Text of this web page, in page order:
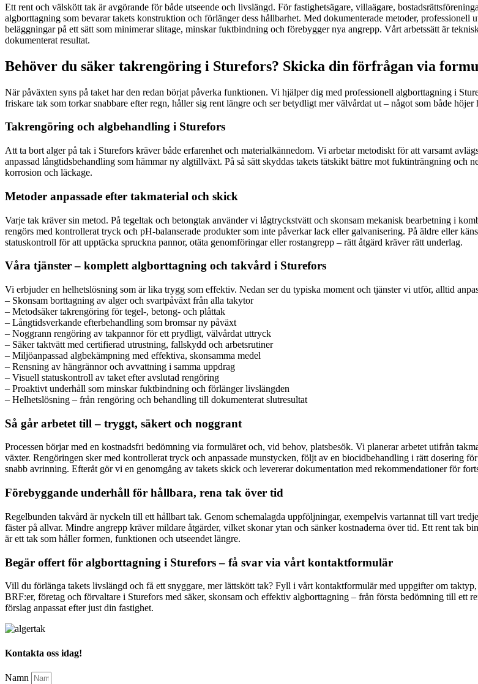
Ett rent och välskött tak är avgörande för både utseende och livslängd. För fastighetsägare, villaägare,
algborttagning som bevarar takets konstruktion och förlänger dess hållbarhet. Med dokumenterade metoder,
beläggningar på ett sätt som minimerar slitage, minskar fuktbindning och förebygger nya angrepp. Vårt arbetssätt är
dokumenterat resultat.
Behöver du säker takrengöring i Sturefors? Skicka din förfrågan via
När påväxten syns på taket har den redan börjat påverka funktionen. Vi hjälper dig med professionell algborttagning i
friskare tak som torkar snabbare efter regn, håller sig rent längre och ser betydligt mer välvårdat ut – något som både
Takrengöring och algbehandling i Sturefors
Att ta bort alger på tak i Sturefors kräver både erfarenhet och materialkännedom. Vi arbetar metodiskt för att varsamt
anpassad långtidsbehandling som hämmar ny algtillväxt. På så sätt skyddas takets tätskikt bättre mot fuktinträngning
korrosion och läckage.
Metoder anpassade efter takmaterial och skick
Varje tak kräver sin metod. På tegeltak och betongtak använder vi lågtryckstvätt och skonsam mekanisk bearbetning i
rengörs med kontrollerat tryck och pH-balanserade produkter som inte påverkar lack eller galvanisering. På äldre eller
statuskontroll för att upptäcka spruckna pannor, otäta genomföringar eller rostangrepp – rätt åtgärd kräver rätt underlag.
Våra tjänster – komplett algborttagning och takvård i Sturefors
Vi erbjuder en helhetslösning som är lika trygg som effektiv. Nedan ser du typiska moment och tjänster vi utför, alltid
– Skonsam borttagning av alger och svartpåväxt från alla takytor
– Metodsäker takrengöring för tegel-, betong- och plåttak
– Långtidsverkande efterbehandling som bromsar ny påväxt
– Noggrann rengöring av takpannor för ett prydligt, välvårdat uttryck
– Säker taktvätt med certifierad utrustning, fallskydd och arbetsrutiner
– Miljöanpassad algbekämpning med effektiva, skonsamma medel
– Rensning av hängrännor och avvattning i samma uppdrag
– Visuell statuskontroll av taket efter avslutad rengöring
– Proaktivt underhåll som minskar fuktbindning och förlänger livslängden
– Helhetslösning – från rengöring och behandling till dokumenterat slutresultat
Så går arbetet till – tryggt, säkert och noggrant
Processen börjar med en kostnadsfri bedömning via formuläret och, vid behov, platsbesök. Vi planerar arbetet utifrån
växter. Rengöringen sker med kontrollerat tryck och anpassade munstycken, följt av en biocidbehandling i rätt dosering
snabb avrinning. Efteråt gör vi en genomgång av takets skick och levererar dokumentation med rekommendationer för
Förebyggande underhåll för hållbara, rena tak över tid
Regelbunden takvård är nyckeln till ett hållbart tak. Genom schemalagda uppföljningar, exempelvis vartannat till vart
fäster på allvar. Mindre angrepp kräver mildare åtgärder, vilket skonar ytan och sänker kostnaderna över tid. Ett rent tak
är ett tak som håller formen, funktionen och utseendet längre.
Begär offert för algborttagning i Sturefors – få svar via vårt kontaktformulär
Vill du förlänga takets livslängd och få ett snyggare, mer lättskött tak? Fyll i vårt kontaktformulär med uppgifter om
BRF:er, företag och förvaltare i Sturefors med säker, skonsam och effektiv algborttagning – från första bedömning till ett
förslag anpassat efter just din fastighet.
Kontakta oss idag!
Namn